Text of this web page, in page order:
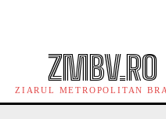
ZMBV.RO
ZIARUL METROPOLITAN